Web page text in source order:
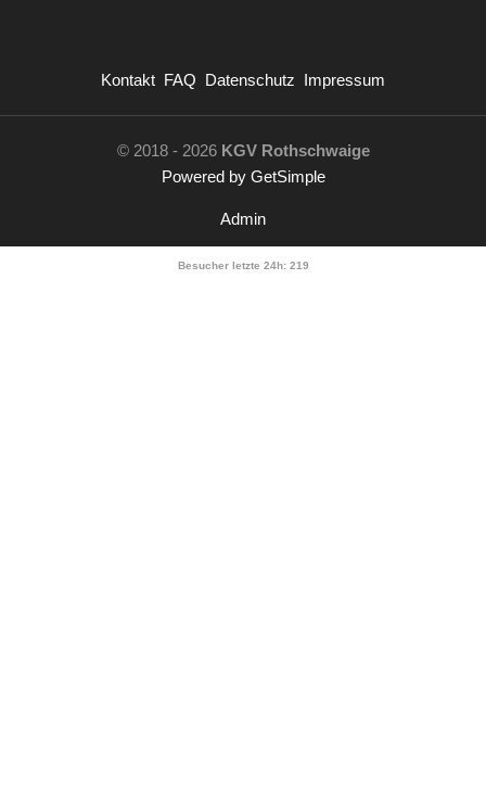
Kontakt FAQ Datenschutz Impressum
© 2018 - 2026 KGV Rothschwaige
Powered by GetSimple
Admin
Besucher letzte 24h: 219